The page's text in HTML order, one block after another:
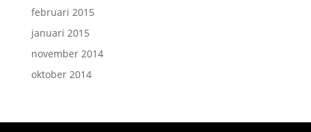
februari 2015
januari 2015
november 2014
oktober 2014